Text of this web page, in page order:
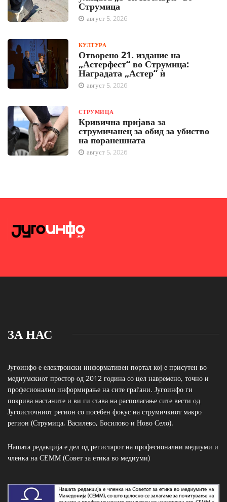
Струмица
август 5, 2026
КУЛТУРА
Отворено 21. издание на
„Астерфест“ во Струмица:
Наградата „Астер“ ѝ
август 5, 2026
СТРУМИЦА
Кривична пријава за
струмичанец за обид за убиство
на поранешната
август 5, 2026
ЗА НАС
Југоинфо е електронски информативен портал кој е присутен во
медиумскиот простор од 2012 година со цел навремено, точно и
професионално информирање на сите граѓани. Југоинфо ги
покрива настаните и ви ги става на располагање сите вести од
Југоисточниот регион со посебен фокус на струмичкиот макро
регион (Струмица, Василево, Босилово и Ново Село).
Нашата редакција е дел од регистарот на професионални медиуми и
членка на СЕММ (Совет за етика во медиуми)